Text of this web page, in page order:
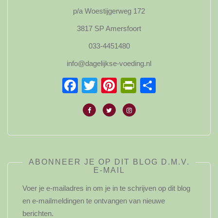
p/a Woestijgerweg 172
3817 SP Amersfoort
033-4451480
info@dagelijkse-voeding.nl
Facebook
TwitterPinterest
ABONNEER JE OP DIT BLOG D.M.V.
E-MAIL
Voer je e-mailadres in om je in te schrijven op dit blog
en e-mailmeldingen te ontvangen van nieuwe
berichten.